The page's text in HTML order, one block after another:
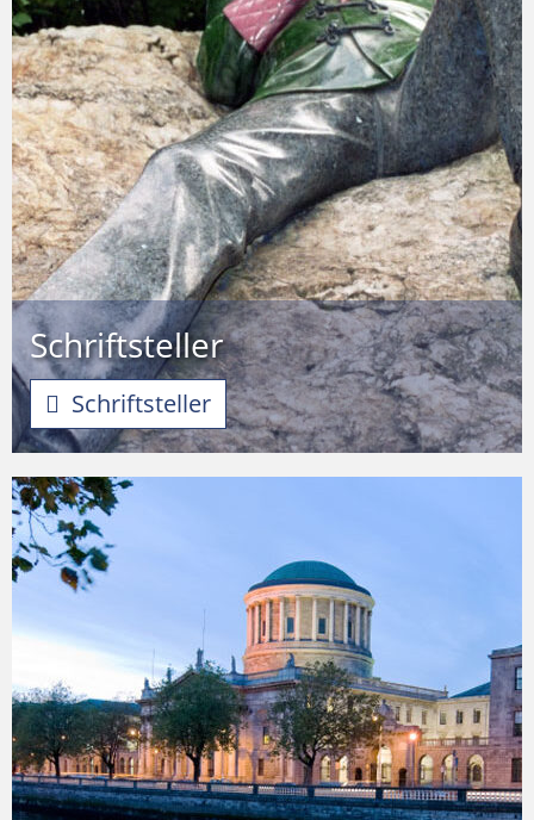
Schriftsteller
Schriftsteller